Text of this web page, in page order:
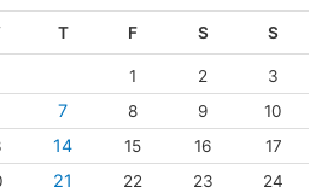
T F S S
1 2
3
7 8 9
10
14 15 16
17
21 22 23
24